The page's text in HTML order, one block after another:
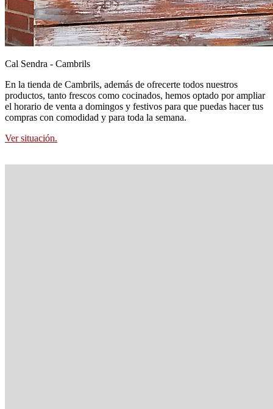
Cal Sendra - Cambrils
En la tienda de Cambrils, además de ofrecerte todos nuestros
productos, tanto frescos como cocinados, hemos optado por ampliar
el horario de venta a domingos y festivos para que puedas hacer tus
compras con comodidad y para toda la semana.
Ver situación.